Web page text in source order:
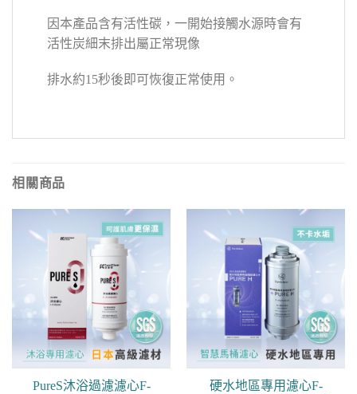
因本產品含有活性碳，一開始接觸水源時會有
活性炭細末排出屬正常現像
排水約15秒後即可恢復正常使用。
相關商品
PureS沐浴過濾濾心F-
硬水地區專用濾心F-